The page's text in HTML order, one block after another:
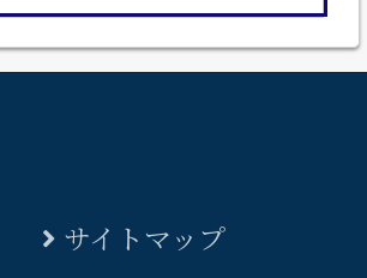
サイトマップ